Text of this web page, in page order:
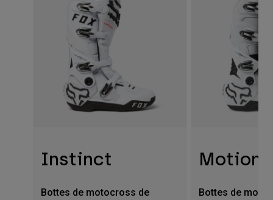
Instinct
Bottes de motocross de
Motion
Bottes de